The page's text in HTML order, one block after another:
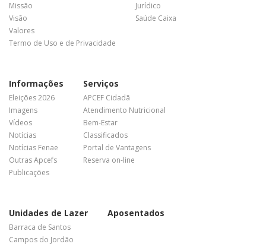
Missão
Visão
Valores
Termo de Uso e de Privacidade
Jurídico
Saúde Caixa
Informações
Eleições 2026
Imagens
Vídeos
Notícias
Notícias Fenae
Outras Apcefs
Publicações
Serviços
APCEF Cidadã
Atendimento Nutricional
Bem-Estar
Classificados
Portal de Vantagens
Reserva on-line
Unidades de Lazer
Barraca de Santos
Campos do Jordão
Aposentados